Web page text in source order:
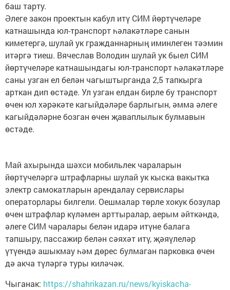
баш тарту.
Әлеге закон проектын кабул итү СИМ йөртүчеләре
катнашында юл-транспорт һәлакәтләре санын
киметергә, шулай ук гражданнарның иминлеген тәэмин
итәргә тиеш. Вячеслав Володин шулай ук быел СИМ
йөртүчеләре катнашындагы юл-транспорт һәлакәтләре
саны узган ел белән чагыштырганда 2,5 тапкырга
арткан дип өстәде. Ул узган елдан бирле бу транспорт
өчен юл хәрәкәте кагыйдәләре барлыгын, әмма әлеге
кагыйдәләрне бозган өчен җаваплылык булмавын
өстәде.
Май ахырында шәхси мобильлек чараларын
йөртүчеләргә штрафларны шулай ук кыска вакытка
электр самокатларын арендалау сервислары
операторлары билгели. Оешмалар төрле хокук бозулар
өчен штрафлар күләмен арттыралар, аерым әйткәндә,
әлеге СИМ чаралары белән идарә итүне балага
тапшыру, пассажир белән сәяхәт итү, җәяүлеләр
үтүендә ашыкмау һәм дөрес булмаган парковка өчен
дә акча түләргә туры киләчәк.
Чыганак: https://shahrikazan.ru/news/kyiskacha-